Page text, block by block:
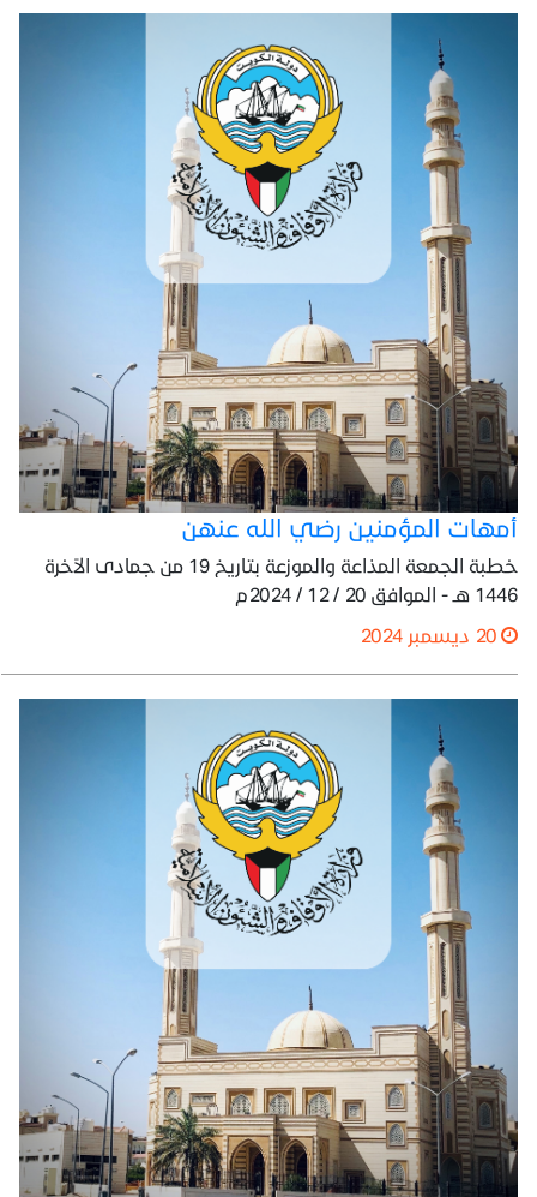
أمهات المؤمنين رضي الله عنهن
خطبة الجمعة المذاعة والموزعة بتاريخ 19 من جمادى الآخرة
1446 هـ - الموافق 20 / 12 / 2024م